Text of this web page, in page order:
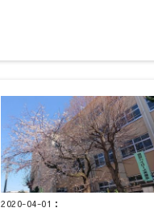
2020-04-01：